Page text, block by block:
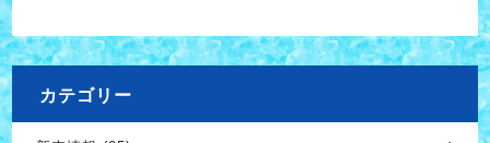
カテゴリー